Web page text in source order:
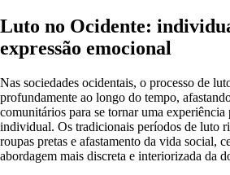
Luto no Ocidente:
expressão emocional
Nas sociedades ocidentais, o processo de
profundamente ao longo do tempo,
comunitários para se tornar uma experiência
individual. Os tradicionais períodos de luto
roupas pretas e afastamento da vida social,
abordagem mais discreta e interiorizada da